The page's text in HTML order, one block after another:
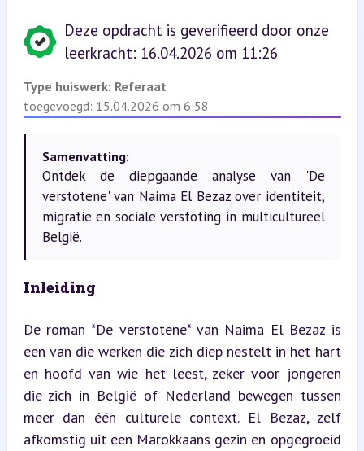
Deze opdracht is geverifieerd door onze
leerkracht: 16.04.2026 om 11:26
Type huiswerk: Referaat
toegevoegd: 15.04.2026 om 6:58
Samenvatting:
Ontdek de diepgaande analyse van 'De
verstotene' van Naima El Bezaz over identiteit,
migratie en sociale verstoting in multicultureel
België.
Inleiding
De roman *De verstotene* van Naima El Bezaz is
een van die werken die zich diep nestelt in het hart
en hoofd van wie het leest, zeker voor jongeren
die zich in België of Nederland bewegen tussen
meer dan één culturele context. El Bezaz, zelf
afkomstig uit een Marokkaans gezin en opgegroeid